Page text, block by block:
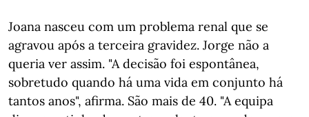
Joana nasceu com um problema renal que se
agravou após a terceira gravidez. Jorge não a
queria ver assim. "A decisão foi espontânea,
sobretudo quando há uma vida em conjunto há
tantos anos", afirma. São mais de 40. "A equipa